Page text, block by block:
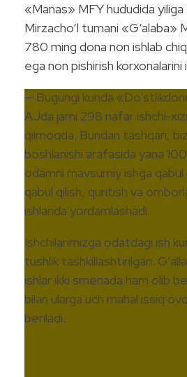
«Manas» MFY hududida
Mirzacho‘l tumani «G‘alaba»
780 ming dona non ishlab
ega non pishirish korxonalarini
— Bugungi kunda
AJda jami 298 nafar ishchi-
qilmoqda. Bundan tashqari, biz
boshlanishi arafasida yana
odamni mavsumiy ishga qabul
qabul qilish, quritish va
ishlarida yordamlashadi.
Ishchilarimizga odatdagi ish
tushlik tashkillashtirilgan.
ishlar ikki smenada ham olib
bilan ularga uch mahal issiq
beriladi.